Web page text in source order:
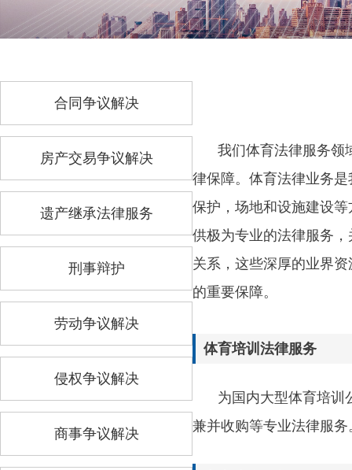
合同争议解决
房产交易争议解决
遗产继承法律服务
刑事辩护
劳动争议解决
侵权争议解决
商事争议解决
我们体育法律服务领
律保障。体育法律业务
保护，场地和设施建设
供极为专业的法律服务
关系，这些深厚的业界
的重要保障。
体育培训法律服务
为国内大型体育培训
兼并收购等专业法律服务